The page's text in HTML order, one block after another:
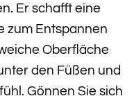
Er schafft eine
zum Entspannen
Oberfläche
den Füßen und
Gönnen Sie sich